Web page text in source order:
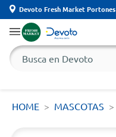
Devoto Fresh Market Portones
HOME MASCOTAS